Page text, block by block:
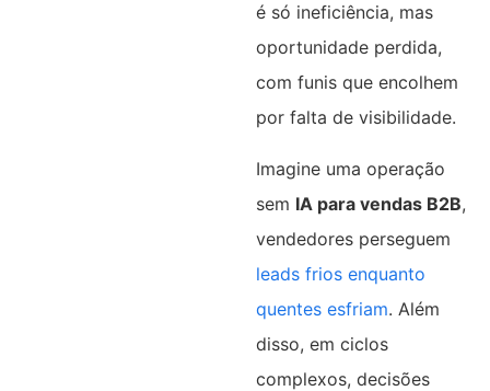
é só ineficiência, mas
oportunidade perdida,
com funis que encolhem
por falta de visibilidade.
Imagine uma operação
sem IA para vendas B2B,
vendedores perseguem
leads frios enquanto
quentes esfriam. Além
disso, em ciclos
complexos, decisões